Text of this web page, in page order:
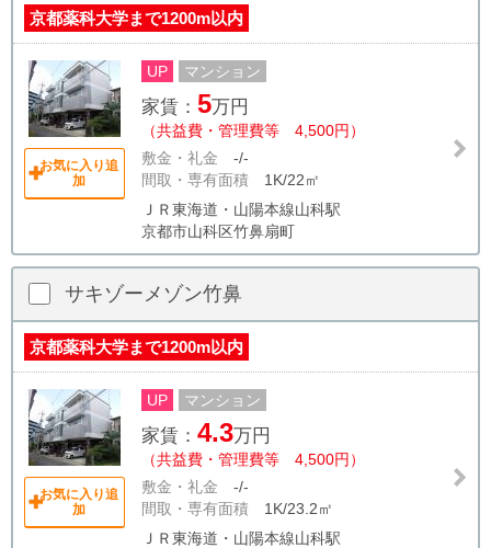
京都薬科大学まで1200m以内
お気に入り追
加
UP マンション
家賃： 5万円
（共益費・管理費等 4,500円）
敷金・礼金 -/-
間取・専有面積 1K/22㎡
ＪＲ東海道・山陽本線山科駅
京都市山科区竹鼻扇町
サキゾーメゾン竹鼻
京都薬科大学まで1200m以内
お気に入り追
加
UP マンション
家賃： 4.3万円
（共益費・管理費等 4,500円）
敷金・礼金 -/-
間取・専有面積 1K/23.2㎡
ＪＲ東海道・山陽本線山科駅